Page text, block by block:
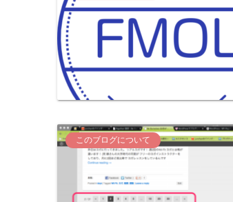
このブログについて